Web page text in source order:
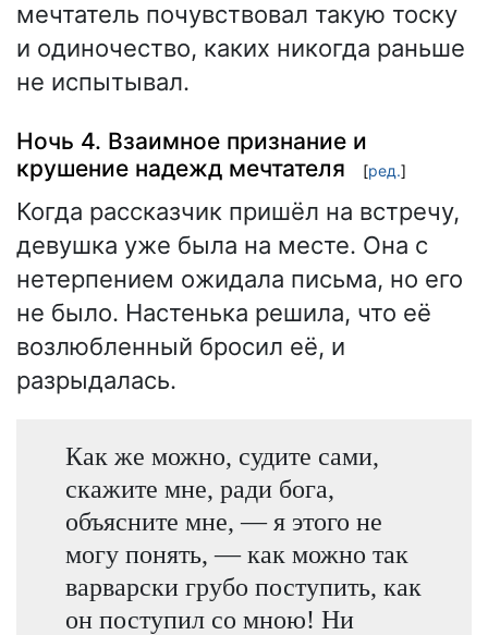
мечтатель почувствовал такую тоску
и одиночество, каких никогда раньше
не испытывал.
Ночь 4. Взаимное признание и
крушение надежд мечтателя
[ред.]
Когда рассказчик пришёл на встречу,
девушка уже была на месте. Она с
нетерпением ожидала письма, но его
не было. Настенька решила, что её
возлюбленный бросил её, и
разрыдалась.
Как же можно, судите сами,
скажите мне, ради бога,
объясните мне, — я этого не
могу понять, — как можно так
варварски грубо поступить, как
он поступил со мною! Ни